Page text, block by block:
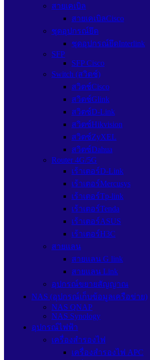
สายเคเบิล
สายเคเบิลCisco
ชุดอุปกรณ์ยึด
ชุดอุปกรณ์ยึดInterlink
SFP
SFP Cisco
Switch (สวิตช์)
สวิตช์Cisco
สวิตช์Glink
สวิตซ์D-Link
สวิตซ์Hikvision
สวิตซ์ZyXEL
สวิตซ์Dahua
Router 4G/5G
เร้าเตอร์D-Link
เร้าเตอร์Mercusys
เร้าเตอร์Tp-link
เร้าเตอร์Tenda
เร้าเตอร์ASUS
เร้าเตอร์H3C
สายแลน
สายแลน G link
สายแลน Link
อุปกรณ์ขยายสัญญาณ
NAS (อุปกรณ์เก็บข้อมูลเครือข่าย)
NAS QNAP
NAS Synology
อุปกรณ์ไฟฟ้า
เครื่องสำรองไฟ
เครื่องสำรองไฟ APC